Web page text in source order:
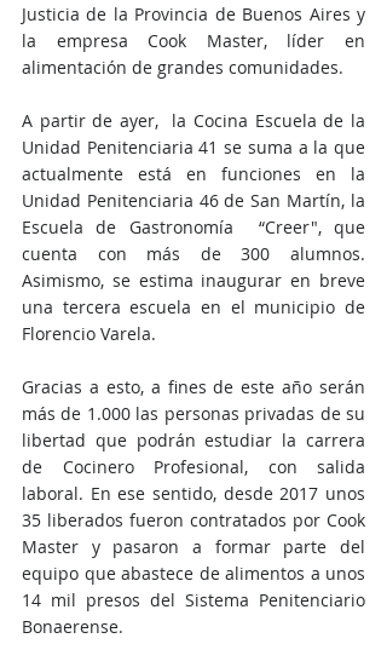
Justicia de la Provincia de Buenos Aires y
la empresa Cook Master, líder en
alimentación de grandes comunidades.
A partir de ayer,  la Cocina Escuela de la
Unidad Penitenciaria 41 se suma a la que
actualmente está en funciones en la
Unidad Penitenciaria 46 de San Martín, la
Escuela de Gastronomía  “Creer", que
cuenta con más de 300 alumnos.
Asimismo, se estima inaugurar en breve
una tercera escuela en el municipio de
Florencio Varela.
Gracias a esto, a fines de este año serán
más de 1.000 las personas privadas de su
libertad que podrán estudiar la carrera
de Cocinero Profesional, con salida
laboral. En ese sentido, desde 2017 unos
35 liberados fueron contratados por Cook
Master y pasaron a formar parte del
equipo que abastece de alimentos a unos
14 mil presos del Sistema Penitenciario
Bonaerense.